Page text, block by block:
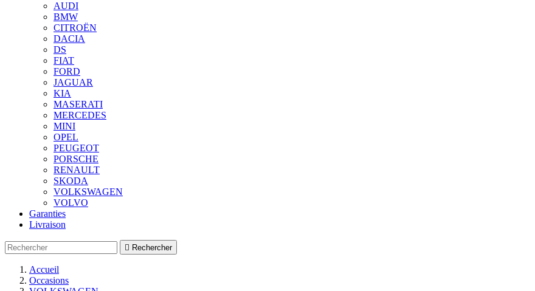
AUDI
BMW
CITROËN
DACIA
DS
FIAT
FORD
JAGUAR
KIA
MASERATI
MERCEDES
MINI
OPEL
PEUGEOT
PORSCHE
RENAULT
SKODA
VOLKSWAGEN
VOLVO
Garanties
Livraison
 Rechercher
Accueil
Occasions